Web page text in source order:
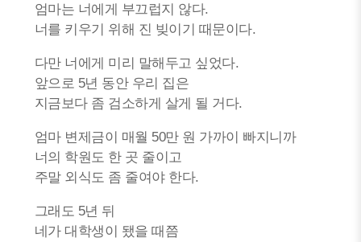
엄마는 너에게 부끄럽지 않다.
너를 키우기 위해 진 빚이기 때문이다.
다만 너에게 미리 말해두고 싶었다.
앞으로 5년 동안 우리 집은
지금보다 좀 검소하게 살게 될 거다.
엄마 변제금이 매월 50만 원 가까이 빠지니까
너의 학원도 한 곳 줄이고
주말 외식도 좀 줄여야 한다.
그래도 5년 뒤
네가 대학생이 됐을 때쯤